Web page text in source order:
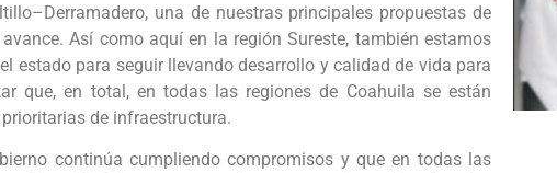
una de nuestras principales propuestas de
Así como aquí en la región Sureste, también estamos
estado para seguir llevando desarrollo y calidad de vida para
que, en total, en todas las regiones de Coahuila se están
de infraestructura.
continúa cumpliendo compromisos y que en todas las